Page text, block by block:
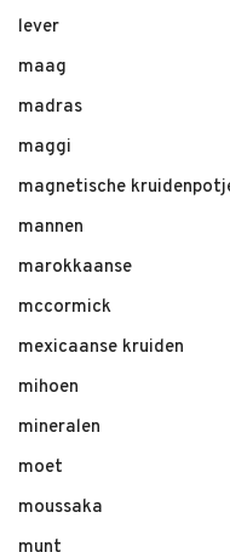
lever
maag
madras
maggi
magnetische
mannen
marokkaanse
mccormick
mexicaanse kruiden
mihoen
mineralen
moet
moussaka